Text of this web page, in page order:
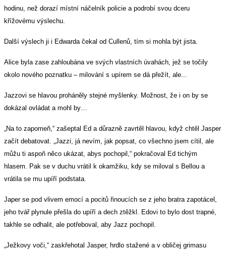
hodinu, než dorazí místní náčelník policie a podrobí svou dceru
křížovému výslechu.
Další výslech ji i Edwarda čekal od Cullenů, tím si mohla být jista.
Alice byla zase zahloubána ve svých vlastních úvahách, jež se točily
okolo nového poznatku – milování s upírem se dá přežít, ale...
Jazzovi se hlavou proháněly stejné myšlenky. Možnost, že i on by se
dokázal ovládat a mohl by…
„Na to zapomeň,“ zašeptal Ed a důrazně zavrtěl hlavou, když chtěl Jasper
začít debatovat. „Jazzi, já nevím, jak popsat, co všechno jsem cítil, ale
můžu ti aspoň něco ukázat, abys pochopil,“ pokračoval Ed tichým
hlasem. Pak se v duchu vrátil k okamžiku, kdy se miloval s Bellou a
vrátila se mu upíří podstata.
Japer se pod vlivem emocí a pocitů řinoucích se z jeho bratra zapotácel,
jeho tvář plynule přešla do upíří a dech ztěžkl. Edovi to bylo dost trapné,
takhle se odhalit, ale potřeboval, aby Jazz pochopil.
„Ježkovy voči,“ zaskřehotal Jasper, hrdlo stažené a v obličej grimasu